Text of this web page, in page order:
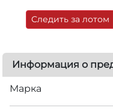
Следить за лотом
Информация о
Марка